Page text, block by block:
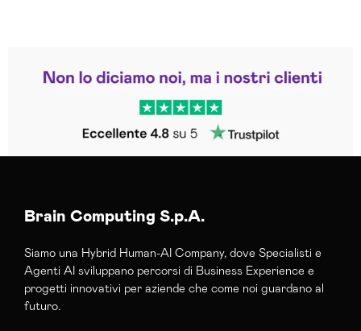
Trustpilot
Brain Computing S.p.A.
Siamo una Hybrid Human-AI Company, dove Specialisti e
Agenti AI sviluppano percorsi di Business Experience e
progetti innovativi per aziende che come noi guardano al
futuro.